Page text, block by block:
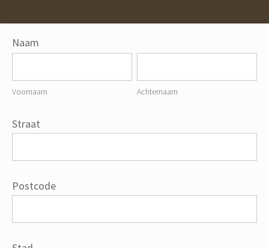
Contact
Naam
Voornaam Achternaam
Straat
Postcode